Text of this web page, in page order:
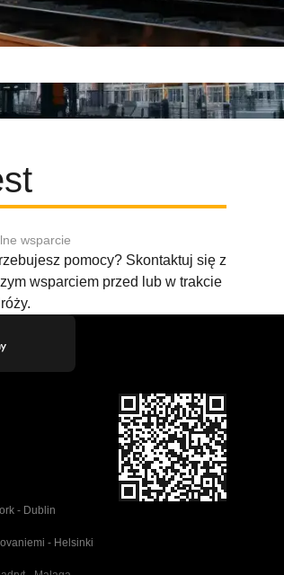
wsparcie
pomocy? Skontaktuj się z
wsparciem przed lub w trakcie
- Dublin
- Helsinki